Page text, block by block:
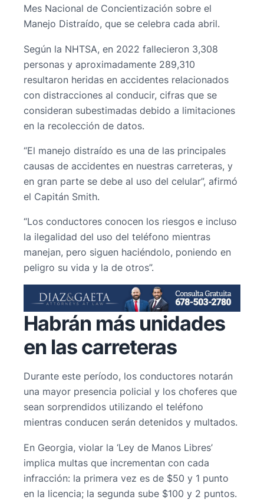
Mes Nacional de Concientización sobre el
Manejo Distraído, que se celebra cada abril.
Según la NHTSA, en 2022 fallecieron 3,308
personas y aproximadamente 289,310
resultaron heridas en accidentes relacionados
con distracciones al conducir, cifras que se
consideran subestimadas debido a limitaciones
en la recolección de datos.
“El manejo distraído es una de las principales
causas de accidentes en nuestras carreteras, y
en gran parte se debe al uso del celular”, afirmó
el Capitán Smith.
“Los conductores conocen los riesgos e incluso
la ilegalidad del uso del teléfono mientras
manejan, pero siguen haciéndolo, poniendo en
peligro su vida y la de otros”.
Habrán más unidades
en las carreteras
Durante este período, los conductores notarán
una mayor presencia policial y los choferes que
sean sorprendidos utilizando el teléfono
mientras conducen serán detenidos y multados.
En Georgia, violar la ‘Ley de Manos Libres’
implica multas que incrementan con cada
infracción: la primera vez es de $50 y 1 punto
en la licencia; la segunda sube $100 y 2 puntos.